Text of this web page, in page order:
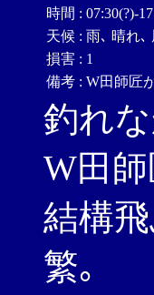
時間 : 07:30(?)-
天候 : 雨､ 晴れ､
損害 : 1
備考 : W田師匠
釣れ
W田
結構
繁｡